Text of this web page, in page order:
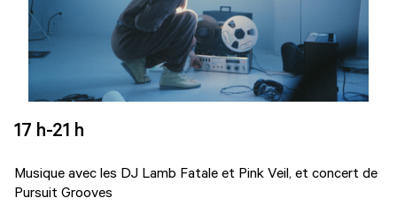
17 h-21 h
Musique avec les DJ Lamb Fatale et Pink Veil, et concert de
Pursuit Grooves